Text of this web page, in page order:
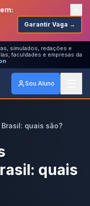
Garantir Vaga →
simulados, redações e
faculdades e empresas da
Sou Aluno
quais são?
quais